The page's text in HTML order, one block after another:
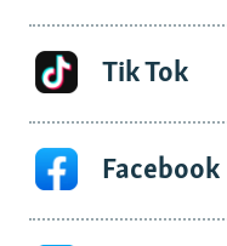
Tik Tok
Facebook